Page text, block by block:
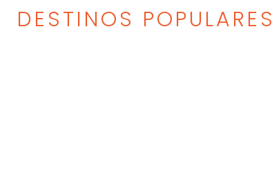
DESTINOS POPULARES